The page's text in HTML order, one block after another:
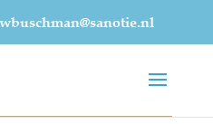
wbuschman@sanotie.nl